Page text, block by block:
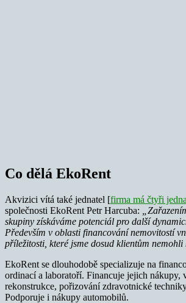
Co dělá EkoRent
Akvizici vítá také jednatel [firma má čtyři
společnosti EkoRent Petr Harcuba:
skupiny získáváme potenciál pro další
Především v oblasti financování nemovitostí
příležitosti, které jsme dosud klientům
EkoRent se dlouhodobě specializuje na
ordinací a laboratoří. Financuje jejich nákupy,
rekonstrukce, pořizování zdravotnické
Podporuje i nákupy automobilů.